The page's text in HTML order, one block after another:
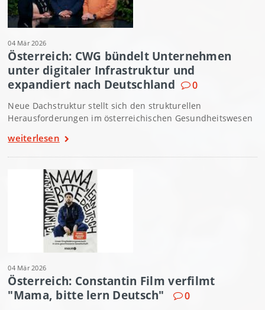
04 Mär 2026
Österreich: CWG bündelt Unternehmen
unter digitaler Infrastruktur und
expandiert nach Deutschland
0
Neue Dachstruktur stellt sich den strukturellen
Herausforderungen im österreichischen Gesundheitswesen
weiterlesen
04 Mär 2026
Österreich: Constantin Film verfilmt
"Mama, bitte lern Deutsch"
0